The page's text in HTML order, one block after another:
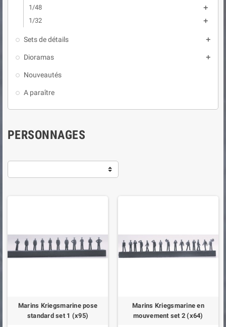
1/48 
1/32 
Sets de détails 
Dioramas 
Nouveautés
A paraître
PERSONNAGES
Marins Kriegsmarine pose
standard set 1 (x95)
Marins Kriegsmarine en
mouvement set 2 (x64)